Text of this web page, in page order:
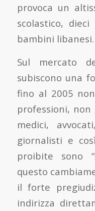
provoca un
scolastico,
bambini libanesi.
Sul mercato
subiscono una
fino al 2005
professioni,
medici,
giornalisti e
proibite sono
questo
il forte
indirizza